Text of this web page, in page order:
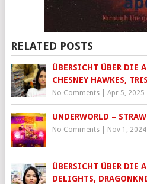
RELATED POSTS
ÜBERSICHT ÜBER DIE
CHESNEY HAWKES,
No Comments| Apr 5, 2025
UNDERWORLD –
No Comments| Nov 1, 2024
ÜBERSICHT ÜBER DIE
DELIGHTS,